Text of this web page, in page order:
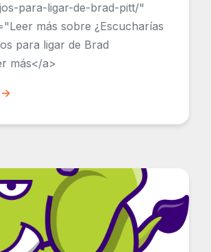
para-ligar-de-brad-pitt/"
más sobre ¿Escucharías
para ligar de Brad
más</a>
→